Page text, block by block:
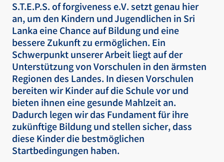
S.T.E.P.S. of forgiveness e.V. setzt genau hier
an, um den Kindern und Jugendlichen in Sri
Lanka eine Chance auf Bildung und eine
bessere Zukunft zu ermöglichen. Ein
Schwerpunkt unserer Arbeit liegt auf der
Unterstützung von Vorschulen in den ärmsten
Regionen des Landes. In diesen Vorschulen
bereiten wir Kinder auf die Schule vor und
bieten ihnen eine gesunde Mahlzeit an.
Dadurch legen wir das Fundament für ihre
zukünftige Bildung und stellen sicher, dass
diese Kinder die bestmöglichen
Startbedingungen haben.